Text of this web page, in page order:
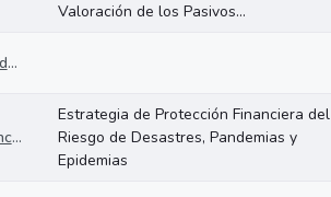
Valoración de los Pasivos...
Resolución No. 00760 del 03 de abril de 2024
Estrategia de Protección Financiera del Riesgo de Desastres, Pandemias y Epidemias
Estrategia de Protección Financiera del
Riesgo de Desastres, Pandemias y
Epidemias